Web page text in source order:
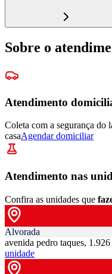
Sobre o
Atendimento
Coleta com a segurança do
casaAgendar domiciliar
Atendimento nas
Confira as unidades que
Alvorada
avenida pedro taques,
unidade